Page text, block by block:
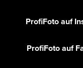
ProfiFoto auf
ProfiFoto auf